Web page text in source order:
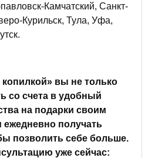
Камчатский, Санкт-
Курильск, Тула, Уфа,
вы не только
со счета в удобный
на подарки своим
ежедневно получать
позволить себе больше.
уже сейчас: